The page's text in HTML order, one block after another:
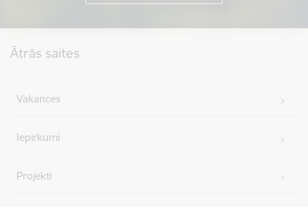
Ātrās saites
Vakances
Iepirkumi
Projekti